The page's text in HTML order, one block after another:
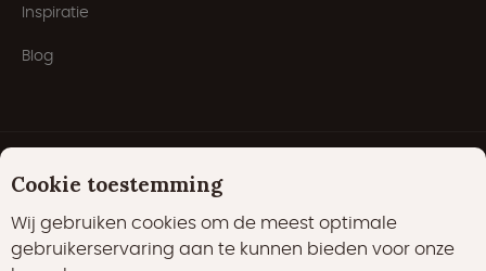
Inspiratie
Blog
Cookie toestemming
Wij gebruiken cookies om de meest optimale
gebruikerservaring aan te kunnen bieden voor onze